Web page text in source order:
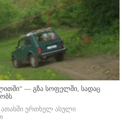
— გზა სოფელში, სადაც
ერთხელ ასული